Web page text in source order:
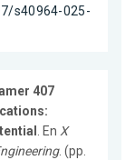
s40964-025-
407
. En X
. (pp.